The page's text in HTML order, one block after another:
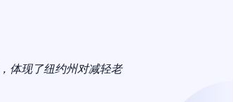
体现了纽约州对减轻老